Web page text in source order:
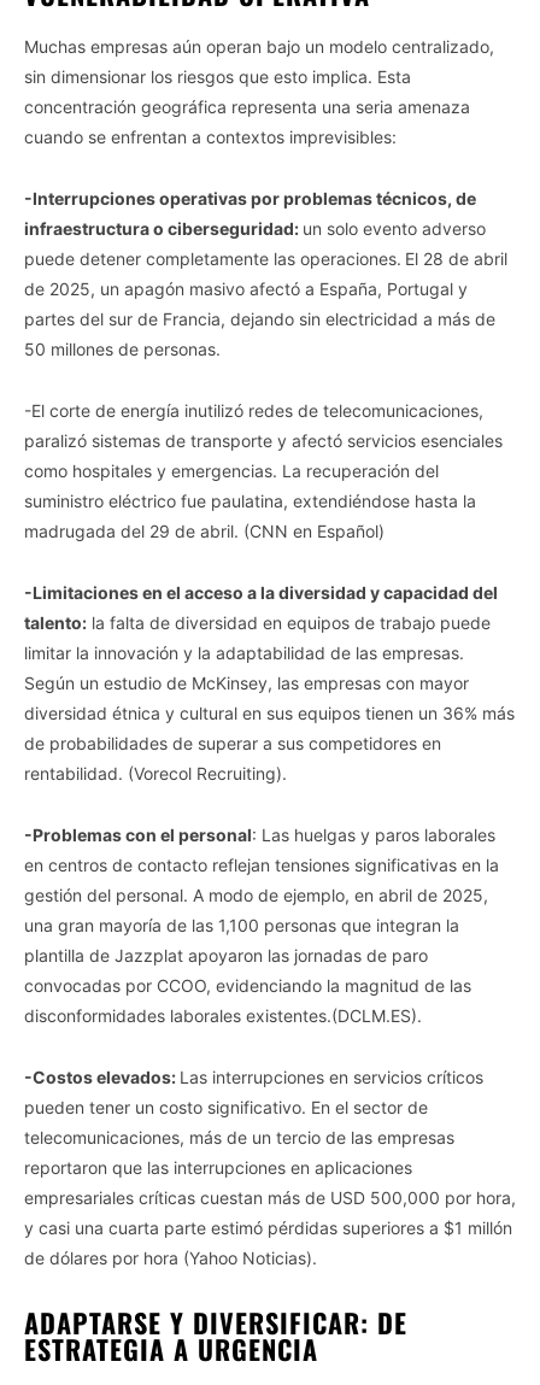
Muchas empresas aún operan bajo un modelo centralizado,
sin dimensionar los riesgos que esto implica. Esta
concentración geográfica representa una seria amenaza
cuando se enfrentan a contextos imprevisibles:
-Interrupciones operativas por problemas técnicos, de
infraestructura o ciberseguridad: un solo evento adverso
puede detener completamente las operaciones.​ El 28 de abril
de 2025, un apagón masivo afectó a España, Portugal y
partes del sur de Francia, dejando sin electricidad a más de
50 millones de personas.
-El corte de energía inutilizó redes de telecomunicaciones,
paralizó sistemas de transporte y afectó servicios esenciales
como hospitales y emergencias. La recuperación del
suministro eléctrico fue paulatina, extendiéndose hasta la
madrugada del 29 de abril. (CNN en Español)
-Limitaciones en el acceso a la diversidad y capacidad del
talento: la falta de diversidad en equipos de trabajo puede
limitar la innovación y la adaptabilidad de las empresas.
Según un estudio de McKinsey, las empresas con mayor
diversidad étnica y cultural en sus equipos tienen un 36% más
de probabilidades de superar a sus competidores en
rentabilidad. (Vorecol Recruiting).
-Problemas con el personal: Las huelgas y paros laborales
en centros de contacto reflejan tensiones significativas en la
gestión del personal. A modo de ejemplo, en abril de 2025,
una gran mayoría de las 1,100 personas que integran la
plantilla de Jazzplat apoyaron las jornadas de paro
convocadas por CCOO, evidenciando la magnitud de las
disconformidades laborales existentes.(DCLM.ES).
-Costos elevados: Las interrupciones en servicios críticos
pueden tener un costo significativo. En el sector de
telecomunicaciones, más de un tercio de las empresas
reportaron que las interrupciones en aplicaciones
empresariales críticas cuestan más de USD 500,000 por hora,
y casi una cuarta parte estimó pérdidas superiores a $1 millón
de dólares por hora (Yahoo Noticias).
ADAPTARSE Y DIVERSIFICAR: DE
ESTRATEGIA A URGENCIA